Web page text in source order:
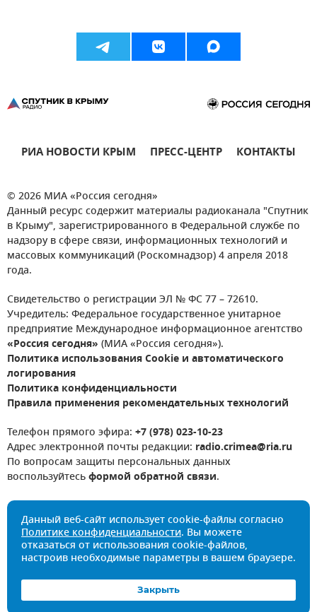
РИА НОВОСТИ КРЫМ ПРЕСС-ЦЕНТР КОНТАКТЫ
© 2026 МИА «Россия сегодня»
Данный ресурс содержит материалы радиоканала "Спутник
в Крыму", зарегистрированного в Федеральной службе по
надзору в сфере связи, информационных технологий и
массовых коммуникаций (Роскомнадзор) 4 апреля 2018
года.
Свидетельство о регистрации ЭЛ № ФС 77 – 72610.
Учредитель: Федеральное государственное унитарное
предприятие Международное информационное агентство
«Россия сегодня» (МИА «Россия сегодня»).
Политика использования Cookie и автоматического
логирования
Политика конфиденциальности
Правила применения рекомендательных технологий
Телефон прямого эфира: +7 (978) 023-10-23
Адрес электронной почты редакции: radio.crimea@ria.ru
По вопросам защиты персональных данных
воспользуйтесьформой обратной связи.
Данный веб-сайт использует cookie-файлы согласно
Политике конфиденциальности. Вы можете
отказаться от использования cookie-файлов,
настроив необходимые параметры в вашем браузере.
Закрыть